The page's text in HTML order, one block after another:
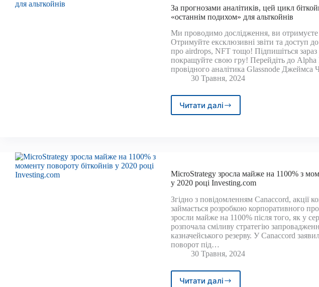
сумними
для
біткойнів
За прогнозами аналітиків, цей цикл
«останнім подихом» для альткойнів
Ми проводимо дослідження, ви отримуєте
Отримуйте ексклюзивні звіти та доступ
про airdrops, NFT тощо! Підпишіться зараз
покращуйте свою гру! Перейдіть до Alpha
провідного аналітика Glassnode Джеймса
30 Травня, 2024
Читати далі
За
стати
«останнім
подихом»
для
альткойнів
MicroStrategy зросла майже на 1100% з
у 2020 році Investing.com
Згідно з повідомленням Canaccord, акції
займається розробкою корпоративного
зросли майже на 1100% після того, як у
розпочала сміливу стратегію
казначейського резерву. У Canaccord
поворот під…
30 Травня, 2024
Читати даліMicroStrategy